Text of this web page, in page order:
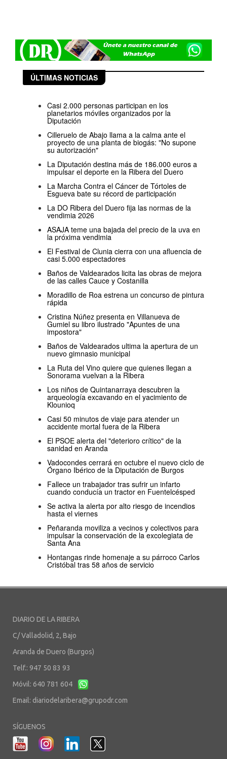
ÚLTIMAS NOTICIAS
Casi 2.000 personas participan en los
planetarios móviles organizados por la
Diputación
Cilleruelo de Abajo llama a la calma ante el
proyecto de una planta de biogás: "No supone
su autorización"
La Diputación destina más de 186.000 euros a
impulsar el deporte en la Ribera del Duero
La Marcha Contra el Cáncer de Tórtoles de
Esgueva bate su récord de participación
La DO Ribera del Duero fija las normas de la
vendimia 2026
ASAJA teme una bajada del precio de la uva en
la próxima vendimia
El Festival de Clunia cierra con una afluencia de
casi 5.000 espectadores
Baños de Valdearados licita las obras de mejora
de las calles Cauce y Costanilla
Moradillo de Roa estrena un concurso de pintura
rápida
Cristina Núñez presenta en Villanueva de
Gumiel su libro ilustrado "Apuntes de una
impostora"
Baños de Valdearados ultima la apertura de un
nuevo gimnasio municipal
La Ruta del Vino quiere que quienes llegan a
Sonorama vuelvan a la Ribera
Los niños de Quintanarraya descubren la
arqueología excavando en el yacimiento de
Klounioq
Casi 50 minutos de viaje para atender un
accidente mortal fuera de la Ribera
El PSOE alerta del "deterioro crítico" de la
sanidad en Aranda
Vadocondes cerrará en octubre el nuevo ciclo de
Órgano Ibérico de la Diputación de Burgos
Fallece un trabajador tras sufrir un infarto
cuando conducía un tractor en Fuentelcésped
Se activa la alerta por alto riesgo de incendios
hasta el viernes
Peñaranda moviliza a vecinos y colectivos para
impulsar la conservación de la excolegiata de
Santa Ana
Hontangas rinde homenaje a su párroco Carlos
Cristóbal tras 58 años de servicio
DIARIO DE LA RIBERA
C/ Valladolid, 2, Bajo
Aranda de Duero (Burgos)
Telf.: 947 50 83 93
Móvil: 640 781 604
Email: diariodelaribera@grupodr.com
SÍGUENOS